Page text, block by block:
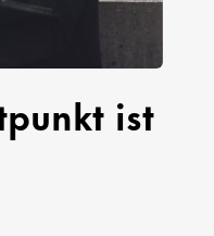
ist